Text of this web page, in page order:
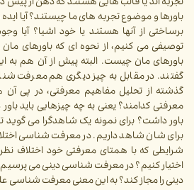
باورها و موضوع تجربه های ما چیستند؟ آیا
برساختی از آنها هستند یا خود اشیا؟ آیا
توصیفی می کنیم، از نحوه ای که باورهای
باورهای مان چیست. البته پیش از آن هم
گفتند. در مقابل به چیز دیگری هم معرفت
گذشته از تحلیل مفاهیم معرفتی، در پی آن
معرفتی کدامند؟ یعنی به چه چیزهایی باید
باور داشت؟ برای نمونه یک شاهدگرا می گوید
برای شان شاهد داریم. در معرفت شناسی
شرایطی که با همتای معرفتی خود اختلاف نظر
اختیار کنیم؟ در معرفت شناسی دینی می پرسیم
دینی را مجاز کند؟ به این معنی معرفت